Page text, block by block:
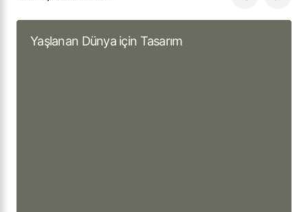
Yaşlanan Dünya için Tasarım